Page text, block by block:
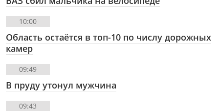
10:00
Область остаётся в топ-10 по числу дорожных
камер
09:49
В пруду утонул мужчина
09:43